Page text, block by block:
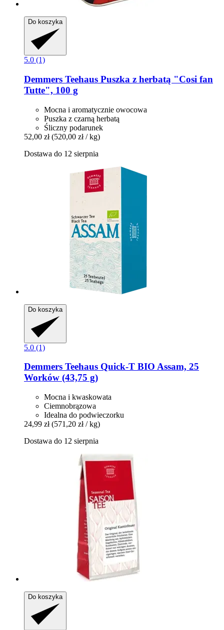
Do koszyka
5.0 (1)
Demmers Teehaus Puszka z herbatą "Cosi fan
Tutte", 100 g
Mocna i aromatycznie owocowa
Puszka z czarną herbatą
Śliczny podarunek
52,00 zł (520,00 zł / kg)
Dostawa do 12 sierpnia
Do koszyka
5.0 (1)
Demmers Teehaus Quick-​T BIO Assam, 25
Worków (43,75 g)
Mocna i kwaskowata
Ciemnobrązowa
Idealna do podwieczorku
24,99 zł (571,20 zł / kg)
Dostawa do 12 sierpnia
Do koszyka